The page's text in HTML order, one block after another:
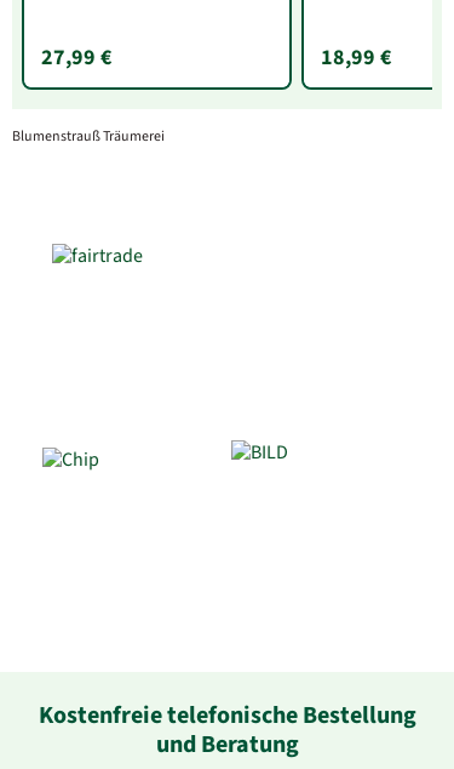
27,99 € 18,99 €
Blumenstrauß Träumerei
Kostenfreie telefonische Bestellung
und Beratung